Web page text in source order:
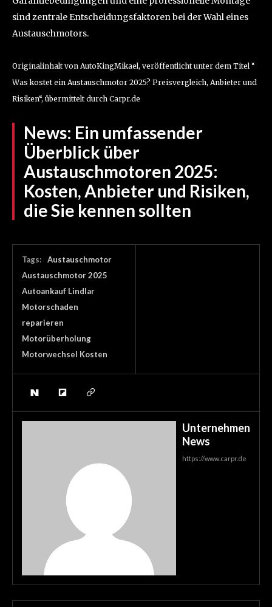
sind zentrale Entscheidungsfaktoren bei der Wahl eines
Austauschmotors.
Originalinhalt von AutoKingMikael, veröffentlicht unter dem Titel “
Was kostet ein Austauschmotor 2025? Preisvergleich, Anbieter und
Risiken“, übermittelt durch Carpr.de
News: Ein umfassender
Überblick über
Austauschmotoren 2025:
Kosten, Anbieter und Risiken,
die Sie kennen sollten
Tags:
Austauschmotor
Austauschmotor 2025
Autoankauf Lindlar
Motorschaden
reparieren
Motorüberholung
Motorwechsel Kosten
Unternehmen
News
https://www.carpr.de